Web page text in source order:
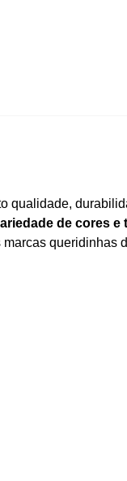
qualidade,
de cores
queridinhas